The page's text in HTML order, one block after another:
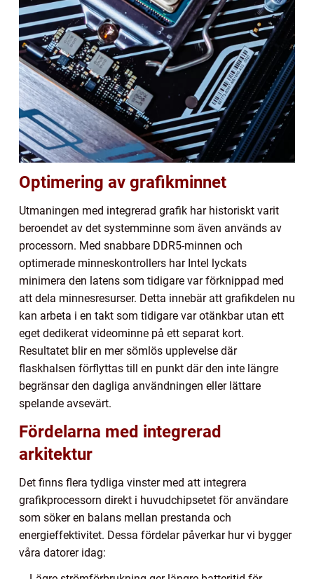
Optimering av grafikminnet
Utmaningen med integrerad grafik har historiskt varit
beroendet av det systemminne som även används av
processorn. Med snabbare DDR5-minnen och
optimerade minneskontrollers har Intel lyckats
minimera den latens som tidigare var förknippad med
att dela minnesresurser. Detta innebär att grafikdelen nu
kan arbeta i en takt som tidigare var otänkbar utan ett
eget dedikerat videominne på ett separat kort.
Resultatet blir en mer sömlös upplevelse där
flaskhalsen förflyttas till en punkt där den inte längre
begränsar den dagliga användningen eller lättare
spelande avsevärt.
Fördelarna med integrerad
arkitektur
Det finns flera tydliga vinster med att integrera
grafikprocessorn direkt i huvudchipsetet för användare
som söker en balans mellan prestanda och
energieffektivitet. Dessa fördelar påverkar hur vi bygger
våra datorer idag: